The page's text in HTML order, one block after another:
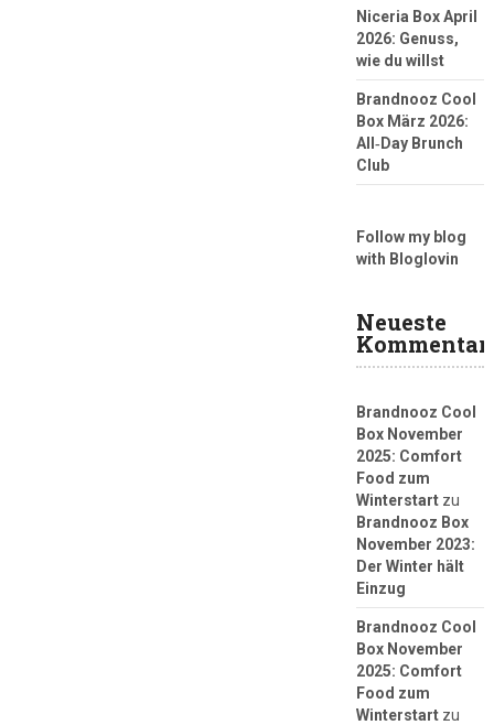
Niceria Box April
2026: Genuss,
wie du willst
Brandnooz Cool
Box März 2026:
All‑Day Brunch
Club
Follow my blog
with Bloglovin
Neueste
Brandnooz Cool
Box November
2025: Comfort
Food zum
Winterstartzu
Brandnooz Box
November 2023:
Der Winter hält
Einzug
Brandnooz Cool
Box November
2025: Comfort
Food zum
Winterstartzu